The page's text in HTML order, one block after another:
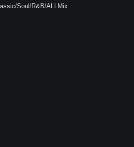
Soul/R&B/ALLMix